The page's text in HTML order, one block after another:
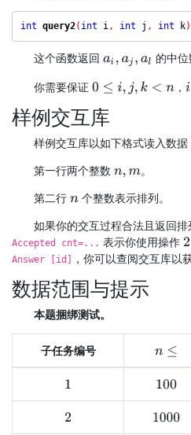
int query2( int i, int j , int k
这个函数返回 ai, a j,a 的中位
你需要保证 0 ≤i,j k< n ，i
样例交互库
样例交互库以如下格式读入数据
第一行两个整数 n,m 。
第二行 n个整数表示排列。
如果你的交互过程合法且返回
Accepted cnt=... 表示你使用操作 2
Answer [id]
，你可以查阅交互库以
数据范围与提示
本题捆绑测试。
子任务编号 n≤
1 100
2 1000